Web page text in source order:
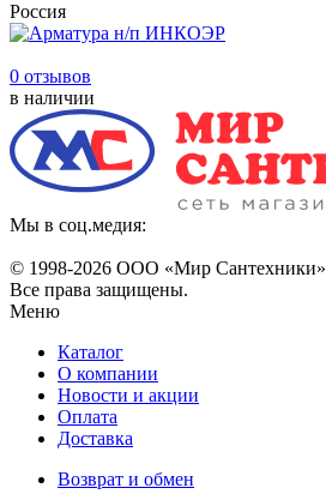
Россия
0 отзывов
в наличии
Мы в соц.медия:
© 1998-2026 ООО «Мир Сантехники»
Все права защищены.
Меню
Каталог
О компании
Новости и акции
Оплата
Доставка
Возврат и обмен